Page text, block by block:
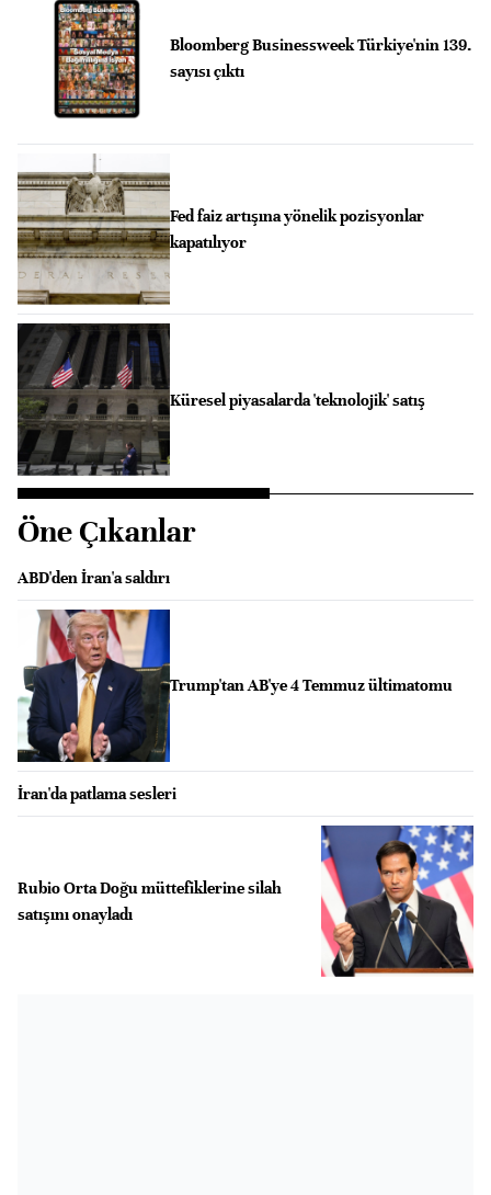
Bloomberg Businessweek Türkiye'nin 139.
sayısı çıktı
Fed faiz artışına yönelik pozisyonlar
kapatılıyor
Küresel piyasalarda 'teknolojik' satış
Öne Çıkanlar
ABD'den İran'a saldırı
Trump'tan AB'ye 4 Temmuz ültimatomu
İran'da patlama sesleri
Rubio Orta Doğu müttefiklerine silah
satışını onayladı